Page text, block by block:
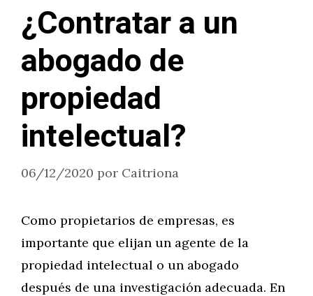
¿Contratar a un
abogado de
propiedad
intelectual?
06/12/2020 por Caitriona
Como propietarios de empresas, es
importante que elijan un agente de la
propiedad intelectual o un abogado
después de una investigación adecuada. En